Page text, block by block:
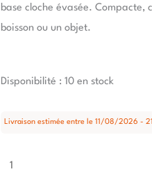
base cloche évasée. Compacte,
boisson ou un objet.
Disponibilité : 10 en stock
Livraison estimée entre le 11/08/2026 -
quantité
Table
Vert